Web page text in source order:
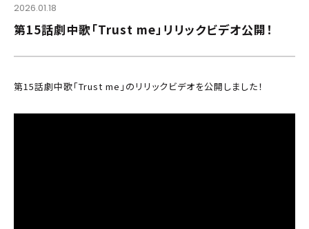
2026.01.18
第15話劇中歌「Trust me」リリックビデオ公開！
第15話劇中歌「Trust me」のリリックビデオを公開しました！